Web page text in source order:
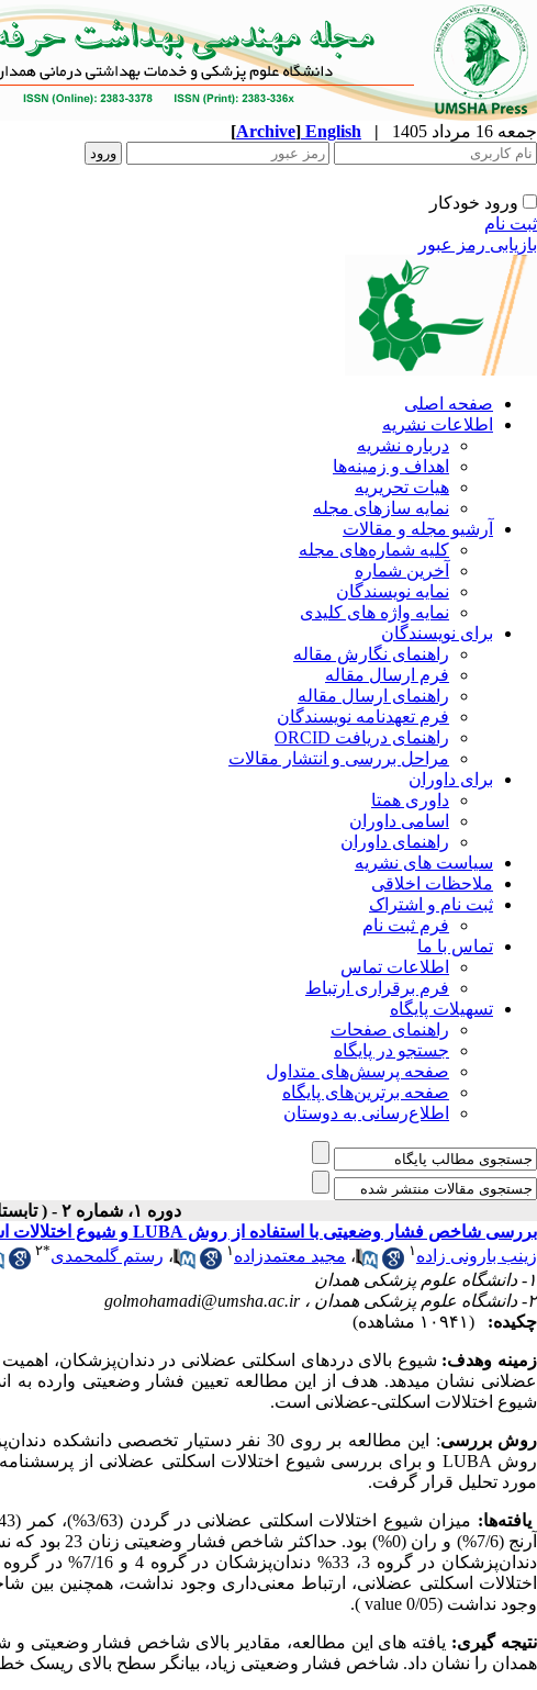
جمعه 16 مرداد 1405 |
English
[Archive]
ورود خودکار
ثبت نام
بازیابی رمز عبور
صفحه اصلی
اطلاعات نشریه
درباره نشریه
اهداف و زمینه‌ها
هیات تحریریه
نمایه سازهای مجله
آرشیو مجله و مقالات
کلیه شماره‌های مجله
آخرین شماره
نمایه نویسندگان
نمایه واژه های کلیدی
برای نویسندگان
راهنمای نگارش مقاله
فرم ارسال مقاله
راهنمای ارسال مقاله
فرم تعهدنامه نویسندگان
راهنمای دریافت ORCID
مراحل بررسی و انتشار مقالات
برای داوران
داوری همتا
اسامی داوران
راهنمای داوران
سیاست های نشریه
ملاحظات اخلاقی
ثبت نام و اشتراک
فرم ثبت نام
تماس با ما
اطلاعات تماس
فرم برقراری ارتباط
تسهیلات پایگاه
راهنمای صفحات
جستجو در پایگاه
صفحه پرسش‌های متداول
صفحه برترین‌های پایگاه
اطلاع‌رسانی به دوستان
دوره ۱، شماره ۲ - ( تابستان ۱۳۹۳ )
بررسی شاخص فشار وضعیتی با استفاده از روش LUBA و شیوع اختلالات اسکلتی عضلانی در دندان‌پزشکان
زینب بارونی زاده ۱ ، مجید معتمدزاده ۱ ، رستم گلمحمدی*۲
۱- دانشگاه علوم پزشکی همدان
۲- دانشگاه علوم پزشکی همدان ،
golmohamadi@umsha.ac.ir
چکیده:
(۱۰۹۴۱ مشاهده)
زمینه وهدف: شیوع بالای دردهای اسکلتی عضلانی در دندان‌پزشکان،
شیوع اختلالات اسکلتی-عضلانی است.
روش­ بررسی
: این مطالعه بر روی 30 نفر دستیار
مورد تحلیل قرار گرفت.
یافته‌ها:
اختلالات اسکلتی عضلانی، ارتباط معنی‌داری وجود نداشت، همچنین بین
وجود نداشت (0/05
value ).
نتیجه ­گیری: یافته ‏های این مطالعه، مقادیر بالای شاخص فشار وضعیتی و
همدان را نشان داد. شاخص فشار وضعیتی زیاد، بیانگر سطح بالای ریسک